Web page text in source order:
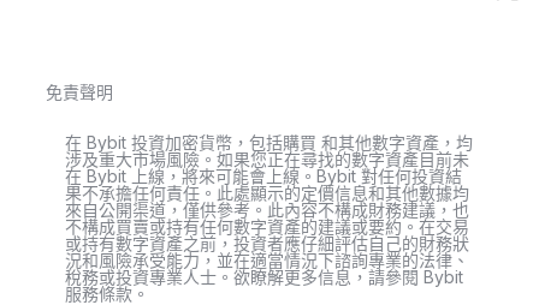
免責聲明
在 Bybit 投資加密貨幣，包括購買 和其他數字資產，均
涉及重大市場風險。如果您正在尋找的數字資產目前未
在 Bybit 上線，將來可能會上線。Bybit 對任何投資結
果不承擔任何責任。此處顯示的定價信息和其他數據均
來自公開渠道，僅供參考。此內容不構成財務建議，也
不構成買賣或持有任何數字資產的建議或要約。在交易
或持有數字資產之前，投資者應仔細評估自己的財務狀
況和風險承受能力，並在適當情況下諮詢專業的法律、
稅務或投資專業人士。欲瞭解更多信息，請參閱 Bybit
服務條款。